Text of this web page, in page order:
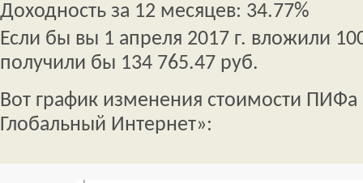
Доходность за 12 месяцев: 34.77%
Если бы вы 1 апреля 2017 г. вложили
получили бы 134 765.47 руб.
Вот график изменения стоимости ПИФа
Глобальный Интернет»: